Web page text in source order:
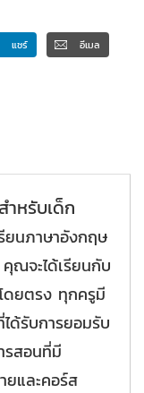
แชร์ อีเมล
ำหรับเด็ก
ยนภาษาอังกฤษ
คุณจะได้เรียนกับ
ดยตรง ทุกครูมี
ด้รับการยอมรับ
รสอนที่มี
และคอร์ส